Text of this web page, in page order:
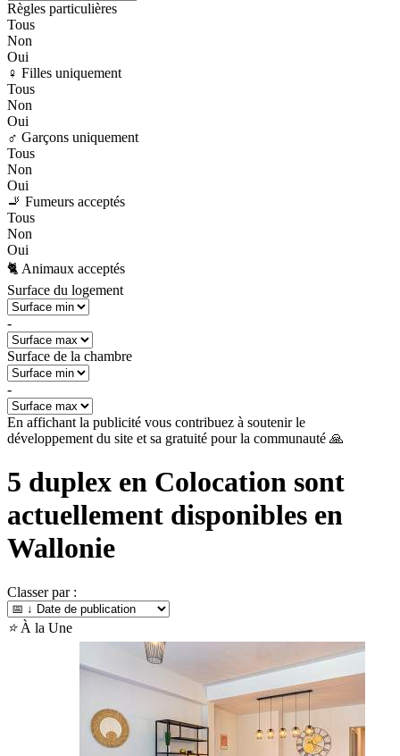
Règles particulières
Tous
Non
Oui
♀️ Filles uniquement
Tous
Non
Oui
♂️ Garçons uniquement
Tous
Non
Oui
🚬 Fumeurs acceptés
Tous
Non
Oui
🐈 Animaux acceptés
Surface du logement
-
Surface de la chambre
-
En affichant la publicité vous contribuez à soutenir le
développement du site et sa gratuité pour la communauté 🙏
5 duplex en Colocation sont
actuellement disponibles en
Wallonie
Classer par :
⭐À la Une